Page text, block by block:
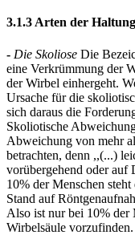
3.1.3 Arten der
- Die Skoliose Die
eine Verkrümmung der
der Wirbel einhergeht.
Ursache für die
sich daraus die
Skoliotische
Abweichung von mehr
betrachten, denn ,,(...)
vorübergehend oder auf
10% der Menschen
Stand auf
Also ist nur bei 10% der
Wirbelsäule vorzufinden.